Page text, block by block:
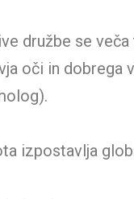
družbe se
oči in
izpostavlja